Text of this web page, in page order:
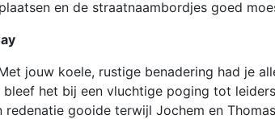
en de straatnaambordjes goed
jouw koele, rustige benadering had je
het bij een vluchtige poging tot
gooide terwijl Jochem en